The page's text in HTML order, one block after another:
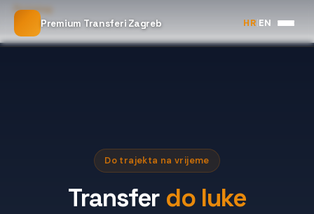
Premium Transferi Zagreb HR|EN
Početna
Transfer do luke
Do trajekta na vrijeme
Transfer do luke